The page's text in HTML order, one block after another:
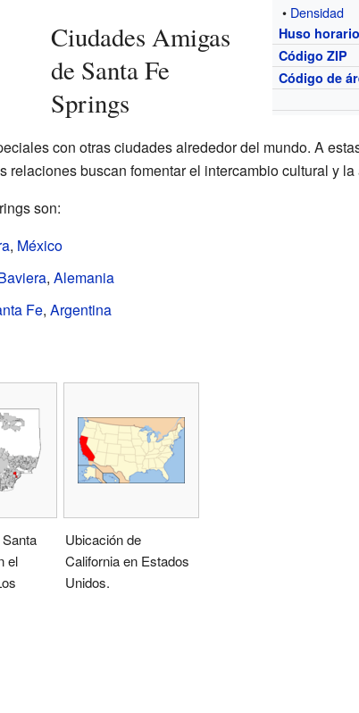
• Densidad
Huso horario
Código ZIP
Código de
Ciudades Amigas
de Santa Fe
Springs
con otras ciudades alrededor del mundo. A
relaciones buscan fomentar el intercambio cultural y la
son:
, México
, Alemania
Fe, Argentina
el
Ubicación de
California en Estados
Unidos.